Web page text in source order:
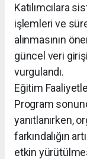
Katılımcılara
işlemleri ve
alınmasının
güncel veri
vurgulandı.
Eğitim
Program
yanıtlanırken,
farkındalığın
etkin